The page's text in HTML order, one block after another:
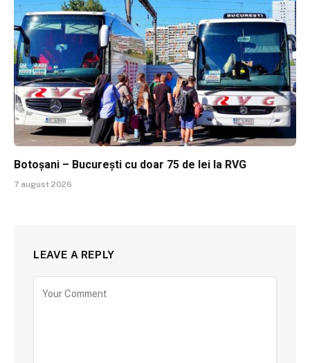
Botoșani – București cu doar 75 de lei la RVG
7 august 2026
LEAVE A REPLY